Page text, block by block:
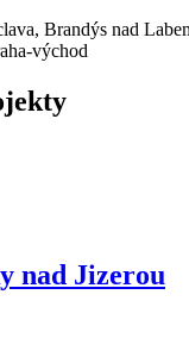
Brandýs nad
východ
nad Jizerou